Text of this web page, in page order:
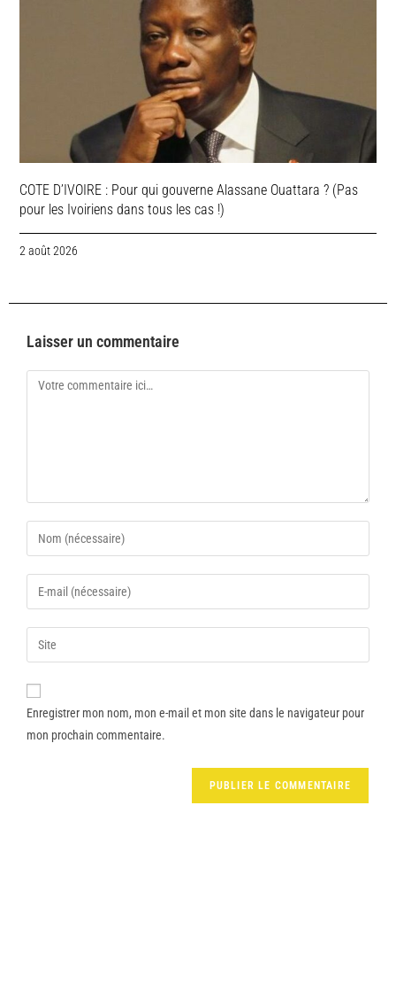
COTE D’IVOIRE : Pour qui gouverne Alassane Ouattara ? (Pas
pour les Ivoiriens dans tous les cas !)
2 août 2026
Laisser un commentaire
Enregistrer mon nom, mon e-mail et mon site dans le navigateur pour
mon prochain commentaire.